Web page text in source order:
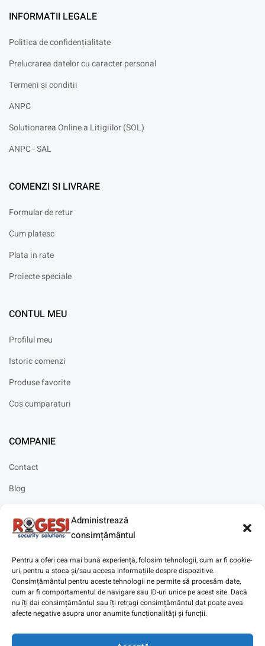
Administrează
consimțământul
Pentru a oferi cea mai bună experiență, folosim tehnologii, cum ar fi cookie-
uri, pentru a stoca și/sau accesa informațiile despre dispozitive.
Consimțământul pentru aceste tehnologii ne permite să procesăm date,
cum ar fi comportamentul de navigare sau ID-uri unice pe acest site. Dacă
nu îți dai consimțământul sau îți retragi consimțământul dat poate avea
afecte negative asupra unor anumite funcționalități și funcții.
INFORMATII LEGALE
Politica de confidențialitate
Prelucrarea datelor cu caracter personal
Termeni si conditii
ANPC
Solutionarea Online a Litigiilor (SOL)
ANPC - SAL
COMENZI SI LIVRARE
Formular de retur
Cum platesc
Plata in rate
Proiecte speciale
CONTUL MEU
Profilul meu
Istoric comenzi
Produse favorite
Cos cumparaturi
COMPANIE
Contact
Blog
Solicitare instalare
Copyright © 2025Digitaz.